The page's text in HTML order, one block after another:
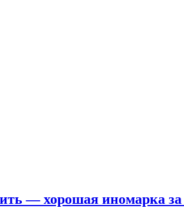
— хорошая иномарка за